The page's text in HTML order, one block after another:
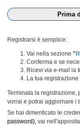
Prima
Registrarsi è semplice:
Vai nella sezione "
Conferma e se
Ricevi via e-mail la
La tua registrazione
Terminata la registrazione,
vorrai e potrai aggiornare i
Se hai dimenticato le
password), vai